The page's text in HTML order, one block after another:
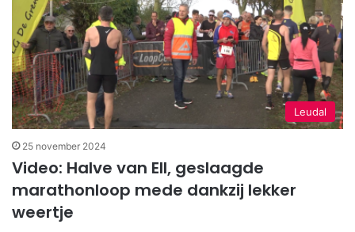
Leudal
25 november 2024
Video: Halve van Ell, geslaagde
marathonloop mede dankzij lekker
weertje